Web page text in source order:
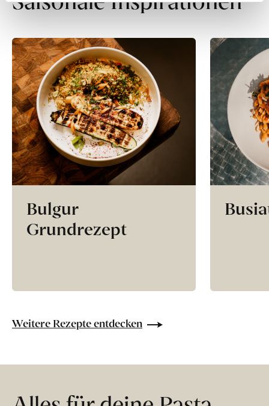
Bulgur
Grundrezept
Weitere Rezepte entdecken